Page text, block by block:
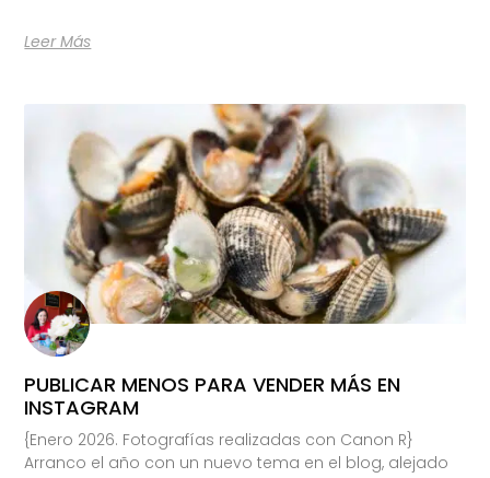
Leer Más
PUBLICAR MENOS PARA VENDER MÁS EN
INSTAGRAM
{Enero 2026. Fotografías realizadas con Canon R}
Arranco el año con un nuevo tema en el blog, alejado